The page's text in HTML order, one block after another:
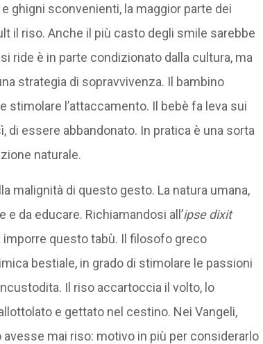
ghigni sconvenienti, la maggior parte dei
il riso. Anche il più casto degli smile sarebbe
ride è in parte condizionato dalla cultura, ma
strategia di sopravvivenza. Il bambino
stimolare l’attaccamento. Il bebè fa leva sui
di essere abbandonato. In pratica è una sorta
naturale.
malignità di questo gesto. La natura umana,
da educare. Richiamandosi all’ipse dixit
questo tabù. Il filosofo greco
bestiale, in grado di stimolare le passioni
Il riso accartoccia il volto, lo
e gettato nel cestino. Nei Vangeli,
mai riso: motivo in più per considerarlo